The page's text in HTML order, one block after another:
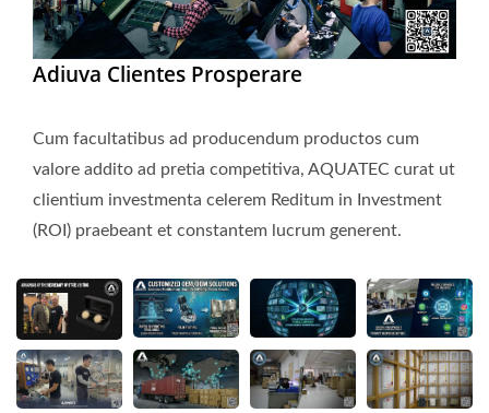
Adiuva Clientes Prosperare
Cum facultatibus ad producendum productos cum
valore addito ad pretia competitiva, AQUATEC curat ut
clientium investmenta celerem Reditum in Investment
(ROI) praebeant et constantem lucrum generent.